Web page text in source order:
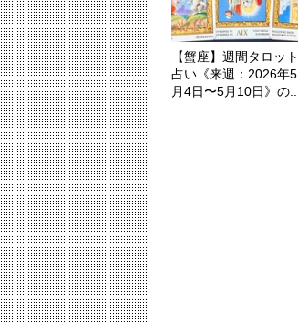
【蟹座】週間タロット
占い《来週：2026年5
月4日〜5月10日》の...